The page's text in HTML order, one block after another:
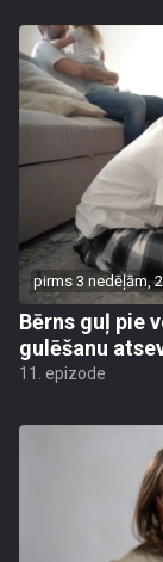
pirms 3 nedēļām,
Bērns guļ pie
gulēšanu
11. epizode